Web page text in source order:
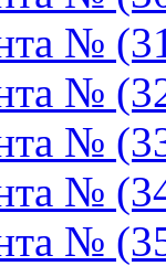
№
№
№
№
№